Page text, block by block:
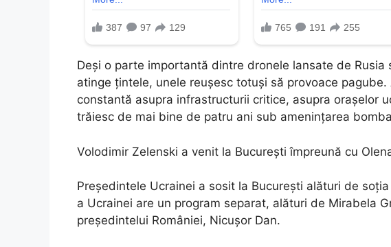
Deși o parte importantă dintre dronele lansate de
atinge țintele, unele reușesc totuși să provoace
constantă asupra infrastructurii critice, asupra orașelor
trăiesc de mai bine de patru ani sub amenințarea
Volodimir Zelenski a venit la București împreună cu
Președintele Ucrainei a sosit la București alături de
a Ucrainei are un program separat, alături de Mirabela
președintelui României, Nicușor Dan.